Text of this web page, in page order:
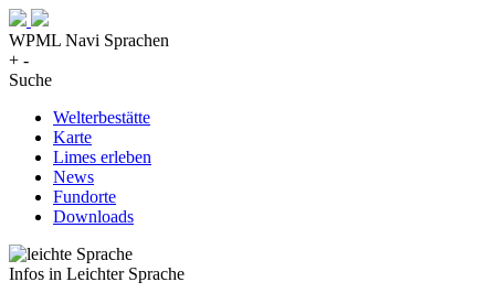
WPML Navi Sprachen
+ -
Suche
Welterbestätte
Karte
Limes erleben
News
Fundorte
Downloads
Infos in Leichter Sprache